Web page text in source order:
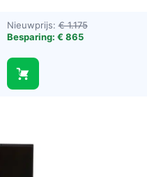
Nieuwprijs:€ 1.175
Besparing: € 865